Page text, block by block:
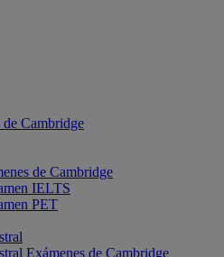
Cambridge
de Cambridge
IELTS
PET
Exámenes de Cambridge